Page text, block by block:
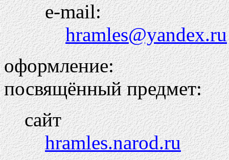
e-mail:
hramles@yandex.ru
оформление:
посвящённый предмет:
сайт
hramles.narod.ru